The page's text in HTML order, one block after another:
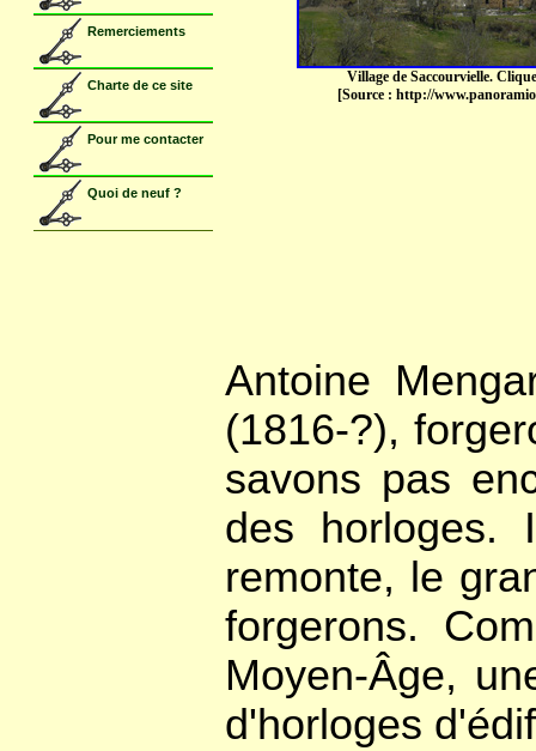
Village de Saccourvielle.
[Source : http://
Antoine
(1816-?),
savons pas
des horloges.
remonte, le
forgerons.
Moyen-Âge,
d'horloges